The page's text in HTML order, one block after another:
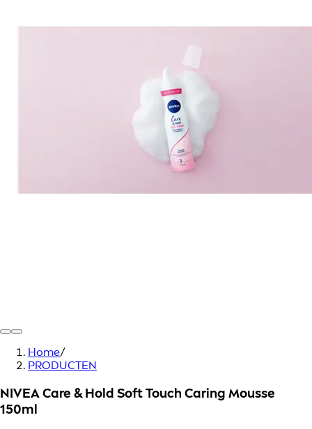
Home/
PRODUCTEN
NIVEA Care & Hold Soft Touch Caring Mousse
150ml